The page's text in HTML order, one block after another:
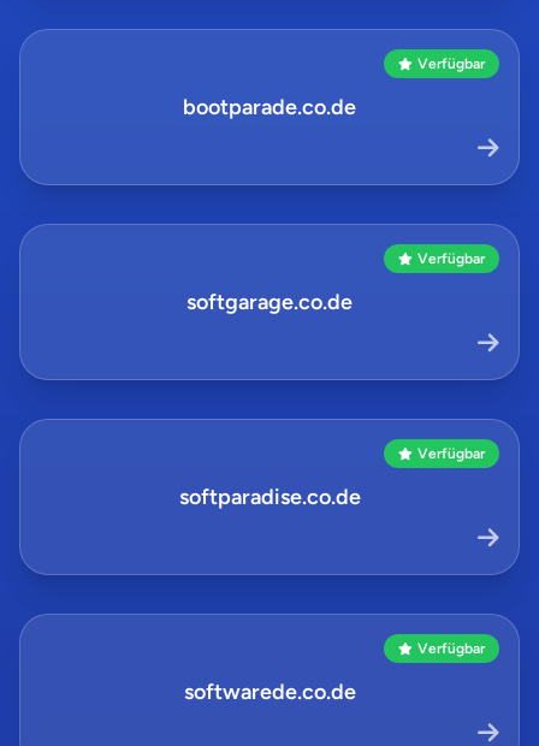
Verfügbar
bootparade.co.de
Verfügbar
softgarage.co.de
Verfügbar
softparadise.co.de
Verfügbar
softwarede.co.de